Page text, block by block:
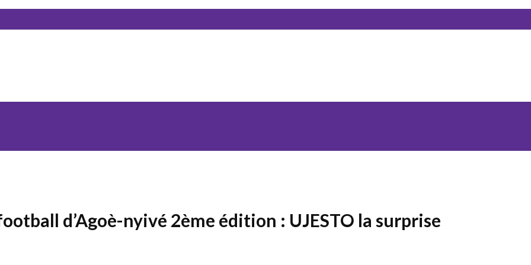
d’Agoè-nyivé 2ème édition : UJESTO la surprise